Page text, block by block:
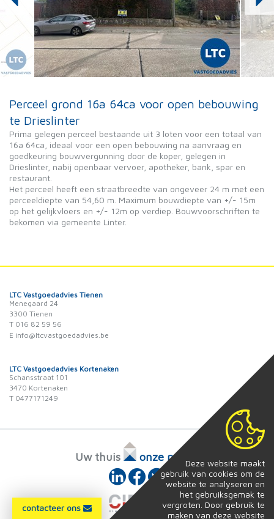
contacteer ons
Perceel grond 16a 64ca voor open bebouwing
te Drieslinter
Prima gelegen perceel bestaande uit 3 loten voor een totaal van
16a 64ca, ideaal voor een open bebouwing na aanvraag en
goedkeuring bouwvergunning door de koper, gelegen in
Drieslinter, nabij openbaar vervoer, apotheker, bank, spar en
restaurant.
Het perceel heeft een straatbreedte van ongeveer 24 m met een
perceeldiepte van 54,60 m. Maximum bouwdiepte van +/- 15m
op het gelijkvloers en +/- 12m op verdiep. Bouwvoorschriften te
bekomen via gemeente Linter.
LTC Vastgoedadvies Tienen
Menegaard 24
3300 Tienen
T 016 82 59 56
E info@ltcvastgoedadvies.be
LTC Vastgoedadvies Kortenaken
Schansstraat 101
3470 Kortenaken
T 0477171249
Uw thuis onze passieDeze website maakt
gebruik van cookies om de
website te analyseren en
het gebruiksgemak te
vergroten. Door gebruik te
maken van deze website